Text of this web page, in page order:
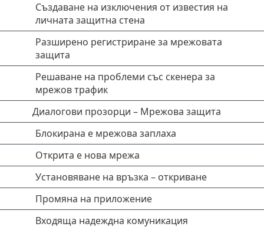
Създаване на изключения от известия на
личната защитна стена
Разширено регистриране за мрежовата
защита
Решаване на проблеми със скенера за
мрежов трафик
Диалогови прозорци – Мрежова защита
Блокирана е мрежова заплаха
Открита е нова мрежа
Установяване на връзка – откриване
Промяна на приложение
Входяща надеждна комуникация